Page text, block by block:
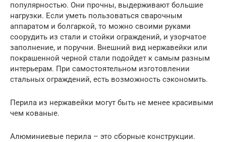
популярностью. Они прочны, выдерживают большие
нагрузки. Если уметь пользоваться сварочным
аппаратом и болгаркой, то можно своими руками
соорудить из стали и стойки ограждений, и узорчатое
заполнение, и поручни. Внешний вид нержавейки или
покрашенной черной стали подойдет к самым разным
интерьерам. При самостоятельном изготовлении
стальных ограждений, есть возможность сэкономить.
Перила из нержавейки могут быть не менее красивыми
чем кованые.
Алюминиевые перила – это сборные конструкции.